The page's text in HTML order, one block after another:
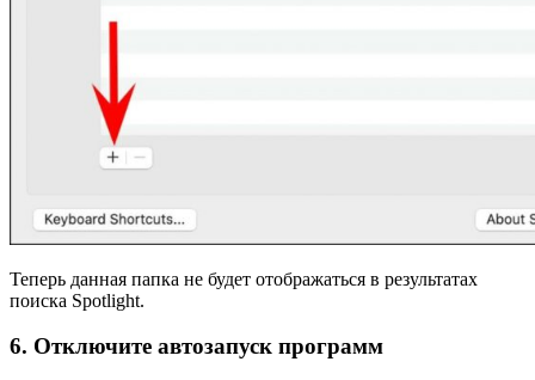
Теперь данная папка не будет отображаться в результатах
поиска Spotlight.
6. Отключите автозапуск программ